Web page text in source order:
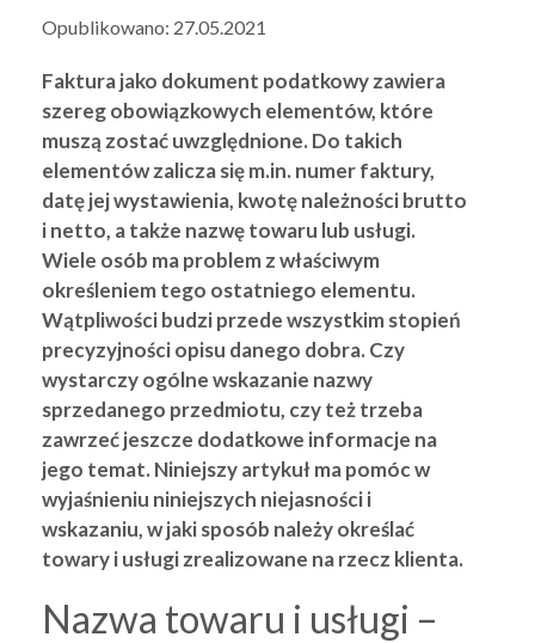
Opublikowano: 27.05.2021
Faktura jako dokument podatkowy zawiera
szereg obowiązkowych elementów, które
muszą zostać uwzględnione. Do takich
elementów zalicza się m.in. numer faktury,
datę jej wystawienia, kwotę należności brutto
i netto, a także nazwę towaru lub usługi.
Wiele osób ma problem z właściwym
określeniem tego ostatniego elementu.
Wątpliwości budzi przede wszystkim stopień
precyzyjności opisu danego dobra. Czy
wystarczy ogólne wskazanie nazwy
sprzedanego przedmiotu, czy też trzeba
zawrzeć jeszcze dodatkowe informacje na
jego temat. Niniejszy artykuł ma pomóc w
wyjaśnieniu niniejszych niejasności i
wskazaniu, w jaki sposób należy określać
towary i usługi zrealizowane na rzecz klienta.
Nazwa towaru i usługi –